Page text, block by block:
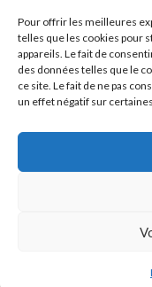
Pour offrir les meilleures
telles que les cookies pour
appareils. Le fait de
des données telles que le
ce site. Le fait de ne pas
un effet négatif sur
J'accepte laPolitique